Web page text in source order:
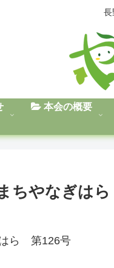
長
本会の概要
ちやなぎは
ら 第126号